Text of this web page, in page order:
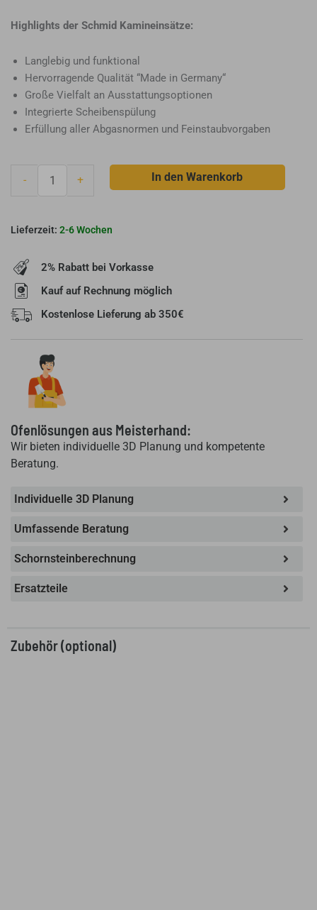
Highlights der Schmid Kamineinsätze:
Langlebig und funktional
Hervorragende Qualität “Made in Germany“
Große Vielfalt an Ausstattungsoptionen
Integrierte Scheibenspülung
Erfüllung aller Abgasnormen und Feinstaubvorgaben
-
Kamineinsatz
67/80
Menge
+ In den Warenkorb
2-6 Wochen
2% Rabatt bei Vorkasse
Kauf auf Rechnung möglich
Kostenlose Lieferung ab 350€
Ofenlösungen aus Meisterhand:
Wir bieten individuelle 3D Planung und kompetente
Beratung.
Individuelle 3D Planung
Umfassende Beratung
Schornsteinberechnung
Ersatzteile
Zubehör (optional)